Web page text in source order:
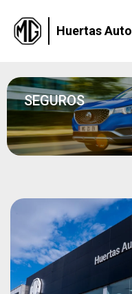
Huertas Auto
SEGUROS